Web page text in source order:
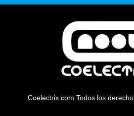
Coelectrix.com Todos los